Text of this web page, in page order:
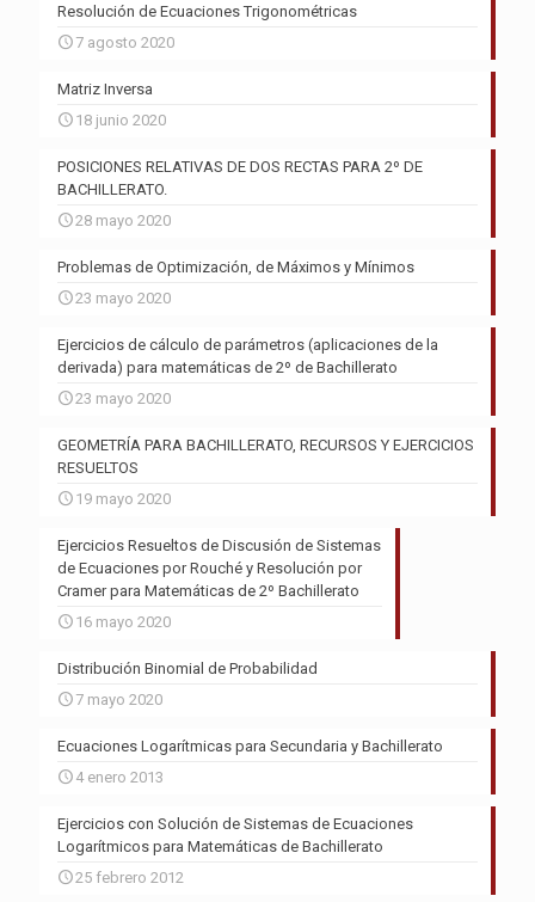
Resolución de Ecuaciones Trigonométricas
7 agosto 2020
Matriz Inversa
18 junio 2020
POSICIONES RELATIVAS DE DOS RECTAS PARA 2º DE
BACHILLERATO.
28 mayo 2020
Problemas de Optimización, de Máximos y Mínimos
23 mayo 2020
Ejercicios de cálculo de parámetros (aplicaciones de la
derivada) para matemáticas de 2º de Bachillerato
23 mayo 2020
GEOMETRÍA PARA BACHILLERATO, RECURSOS Y EJERCICIOS
RESUELTOS
19 mayo 2020
Ejercicios Resueltos de Discusión de Sistemas
de Ecuaciones por Rouché y Resolución por
Cramer para Matemáticas de 2º Bachillerato
16 mayo 2020
Distribución Binomial de Probabilidad
7 mayo 2020
Ecuaciones Logarítmicas para Secundaria y Bachillerato
4 enero 2013
Ejercicios con Solución de Sistemas de Ecuaciones
Logarítmicos para Matemáticas de Bachillerato
25 febrero 2012